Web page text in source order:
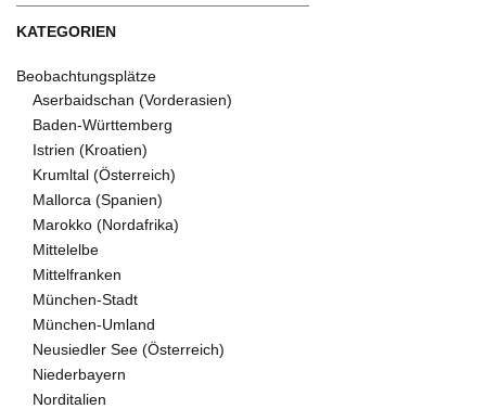
KATEGORIEN
Beobachtungsplätze
Aserbaidschan (Vorderasien)
Baden-Württemberg
Istrien (Kroatien)
Krumltal (Österreich)
Mallorca (Spanien)
Marokko (Nordafrika)
Mittelelbe
Mittelfranken
München-Stadt
München-Umland
Neusiedler See (Österreich)
Niederbayern
Norditalien